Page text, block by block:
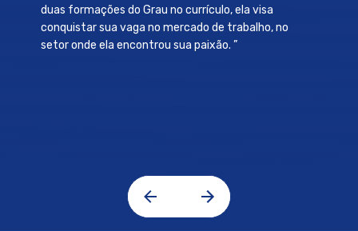
duas formações do Grau no currículo, ela visa
conquistar sua vaga no mercado de trabalho, no
setor onde ela encontrou sua paixão. ”